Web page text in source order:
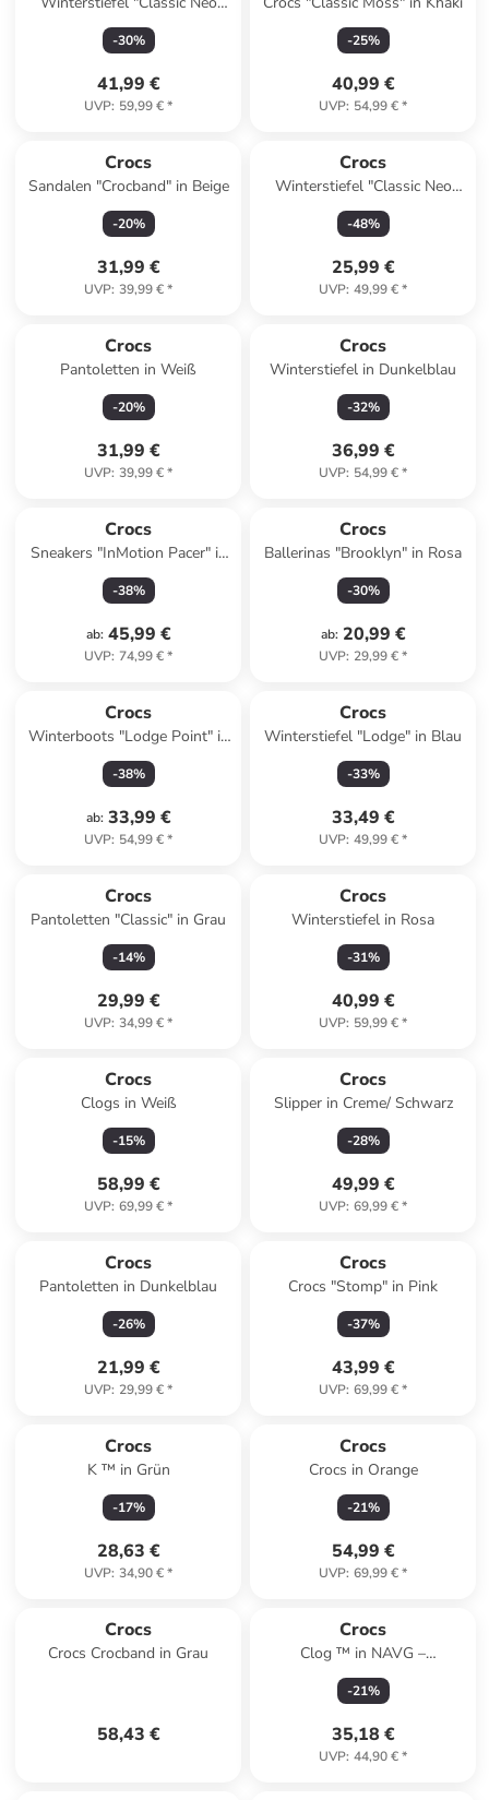
Puff" in Schwarz
-30%
41,99 €
UVP: 59,99 €*
-25%
40,99 €
UVP: 54,99 €*
Crocs
Sandalen "Crocband" in Beige
-20%
31,99 €
UVP: 39,99 €*
Crocs
Winterstiefel "Classic Neo
Puff" in Dunkelblau
-48%
25,99 €
UVP: 49,99 €*
Crocs
Pantoletten in Weiß
-20%
31,99 €
UVP: 39,99 €*
Crocs
Winterstiefel in Dunkelblau
-32%
36,99 €
UVP: 54,99 €*
Crocs
Sneakers "InMotion Pacer" in
Schwarz
-38%
ab: 45,99 €
UVP: 74,99 €*
Crocs
Ballerinas "Brooklyn" in Rosa
-30%
ab: 20,99 €
UVP: 29,99 €*
Crocs
Winterboots "Lodge Point" in
Dunkelblau/ Grau
-38%
ab: 33,99 €
UVP: 54,99 €*
Crocs
Winterstiefel "Lodge" in Blau
-33%
33,49 €
UVP: 49,99 €*
Crocs
Pantoletten "Classic" in Grau
-14%
29,99 €
UVP: 34,99 €*
Crocs
Winterstiefel in Rosa
-31%
40,99 €
UVP: 59,99 €*
Crocs
Clogs in Weiß
-15%
58,99 €
UVP: 69,99 €*
Crocs
Slipper in Creme/ Schwarz
-28%
49,99 €
UVP: 69,99 €*
Crocs
Pantoletten in Dunkelblau
-26%
21,99 €
UVP: 29,99 €*
Crocs
Crocs "Stomp" in Pink
-37%
43,99 €
UVP: 69,99 €*
Crocs
K ™ in Grün
-17%
28,63 €
UVP: 34,90 €*
Crocs
Crocs in Orange
-21%
54,99 €
UVP: 69,99 €*
Crocs
Crocs Crocband in Grau
58,43 €
Crocs
Clog ™ in NAVG –
Marineblau/Grün
-21%
35,18 €
UVP: 44,90 €*